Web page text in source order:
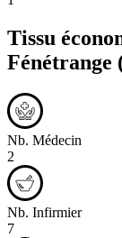
Tissu
Fénétrange
Nb. Médecin
2
Nb. Infirmier
7